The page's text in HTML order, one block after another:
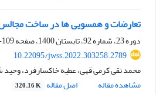
تعارضات و همسویی ها در ساخت
دوره 23، شماره 92، تابستان 1400، صفحه
109-131
10.22095/jwss.2022.303258.2789
محمد تقی کرمی قهی، عطیه خاکسارفرد، وحید
مشاهده مقاله
اصل مقاله 320.16 K